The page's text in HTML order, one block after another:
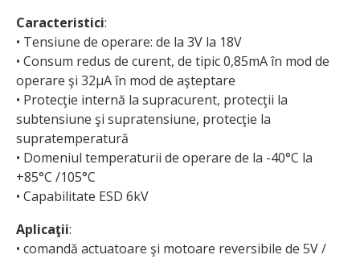
Caracteristici:
• Tensiune de operare: de la 3V la 18V
• Consum redus de curent, de tipic 0,85mA în mod de
operare şi 32µA în mod de aşteptare
• Protecţie internă la supracurent, protecţii la
subtensiune şi supratensiune, protecţie la
supratemperatură
• Domeniul temperaturii de operare de la -40°C la
+85°C /105°C
• Capabilitate ESD 6kV
Aplicaţii:
• comandă actuatoare şi motoare reversibile de 5V /